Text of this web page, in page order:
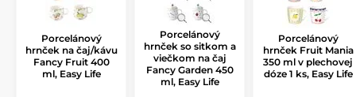
Porcelánový
hrnček na čaj/kávu
Fancy Fruit 400
ml, Easy Life
Porcelánový
hrnček so sitkom a
viečkom na čaj
Fancy Garden 450
ml, Easy Life
Porcelánový
hrnček Fruit Mania
350 ml v plechovej
dóze 1 ks, Easy Life